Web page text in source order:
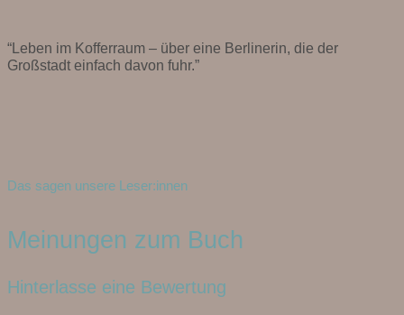
“Leben im Kofferraum – über eine Berlinerin, die der
Großstadt einfach davon fuhr.”
Das sagen unsere Leser:innen
Meinungen zum Buch
Hinterlasse eine Bewertung